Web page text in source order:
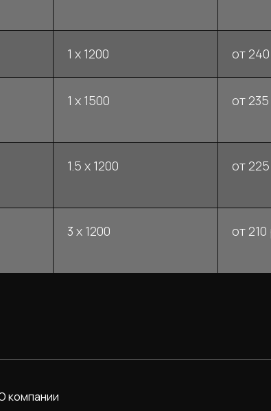
1 x 1200 от
1 x 1500 от
1.5 x 1200 от
3 x 1200 от 210
компании